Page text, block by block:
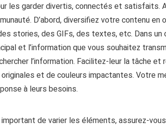
les garder divertis, connectés et satisfaits.
D’abord, diversifiez votre contenu en
stories, des GIFs, des textes, etc. Dans
et l’information que vous souhaitez
l’information. Facilitez-leur la tâche et
et de couleurs impactantes. Votre
à leurs besoins.
important de varier les éléments, assurez-